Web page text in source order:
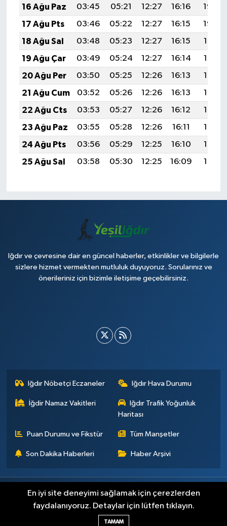
16 Ağu Paz
03:45 05:21 12:27 16:16
19:23
17 Ağu Pts
03:46 05:22 12:27 16:15
19:22
18 Ağu Sal
03:48 05:23 12:27 16:15
19:21
19 Ağu Çar
03:49 05:24 12:27 16:14
19:19
20 Ağu Per
03:50 05:25 12:26 16:13
19:18
21 Ağu Cum
03:52 05:26 12:26 16:13
19:16
22 Ağu Cts
03:53 05:27 12:26 16:12
19:15
23 Ağu Paz
03:55 05:28 12:26 16:11
19:13
24 Ağu Pts
03:56 05:29 12:25 16:10
19:12
25 Ağu Sal
03:58 05:30 12:25 16:09 19:10
Iğdır ve çevresine dair en güncel haberler, etkinlikler ve bilgilerle
sizlere hizmet vermekten mutluluk duyuyoruz. Sorularınız ve
önerileriniz için bizimle iletişime geçebilirsiniz.
Iğdır Nöbetçi Eczaneler Iğdır Hava Durumu
İğdir Namaz Vakitleri
Iğdır Trafik Yoğunluk
Haritası
Puan Durumu ve Fikstür Tüm Manşetler
Son Dakika Haberleri Haber Arşivi
Künye İletişim Çerez Politikası Gizlilik ilkeleri
Haber Yazılımı:
En iyi site deneyimi sağlamak için çerezlerden
faydalanıyoruz. Detaylar için lütfen tıklayın.
TAMAM